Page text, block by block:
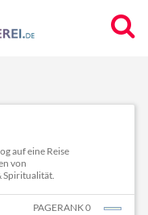
auf eine Reise
von
Spiritualität.
PAGERANK 0